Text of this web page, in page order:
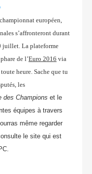
européen,
s’affronteront durant
juillet. La plateforme
de l’Euro 2016 via
heure. Sache que tu
les
des Champions et le
équipes à travers
même regarder
le site qui est